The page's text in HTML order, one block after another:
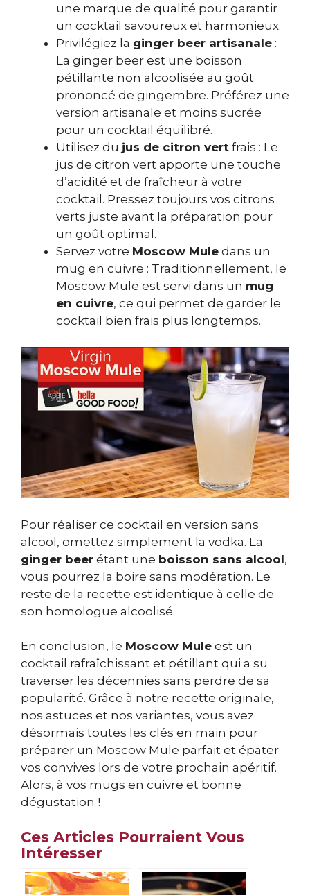
une marque de qualité pour garantir
un cocktail savoureux et harmonieux.
Privilégiez la ginger beer artisanale :
La ginger beer est une boisson
pétillante non alcoolisée au goût
prononcé de gingembre. Préférez une
version artisanale et moins sucrée
pour un cocktail équilibré.
Utilisez du jus de citron vert frais : Le
jus de citron vert apporte une touche
d’acidité et de fraîcheur à votre
cocktail. Pressez toujours vos citrons
verts juste avant la préparation pour
un goût optimal.
Servez votre Moscow Mule dans un
mug en cuivre : Traditionnellement, le
Moscow Mule est servi dans un mug
en cuivre, ce qui permet de garder le
cocktail bien frais plus longtemps.
Pour réaliser ce cocktail en version sans
alcool, omettez simplement la vodka. La
ginger beer étant une boisson sans alcool,
vous pourrez la boire sans modération. Le
reste de la recette est identique à celle de
son homologue alcoolisé.
En conclusion, le Moscow Mule est un
cocktail rafraîchissant et pétillant qui a su
traverser les décennies sans perdre de sa
popularité. Grâce à notre recette originale,
nos astuces et nos variantes, vous avez
désormais toutes les clés en main pour
préparer un Moscow Mule parfait et épater
vos convives lors de votre prochain apéritif.
Alors, à vos mugs en cuivre et bonne
dégustation !
Ces Articles Pourraient Vous
Intéresser